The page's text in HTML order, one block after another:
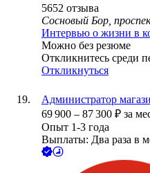
5652 отзыва
Сосновый Бор,
Интервью о жизни в
Можно без резюме
Откликнитесь среди
Откликнуться
Администратор
69 900 – 87 300 ₽ за
Опыт 1-3 года
Выплаты: Два раза в